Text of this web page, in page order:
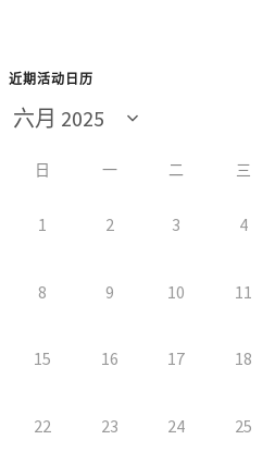
近期活动日历
日 一 二 三
1 2 3 4
8 9 10 11
15 16 17 18
22 23 24 25